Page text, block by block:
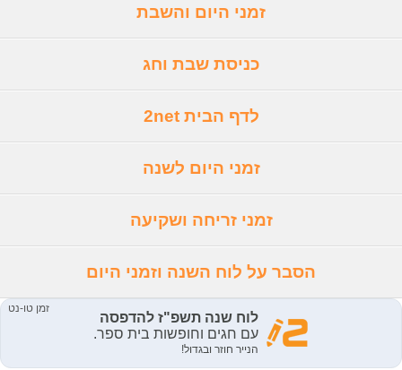
זמני היום והשבת
כניסת שבת וחג
לדף הבית 2net
זמני היום לשנה
זמני זריחה ושקיעה
הסבר על לוח השנה וזמני היום